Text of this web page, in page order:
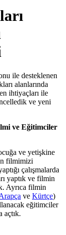
ile desteklenen
alanlarında
ihtiyaçları ile
ve yeni
ve Eğitimciler
ve yetişkine
filmimizi
çalışmalarda
yaptık ve filmin
Ayrıca filmin
ve Kürtçe)
eğitimciler
açtık.